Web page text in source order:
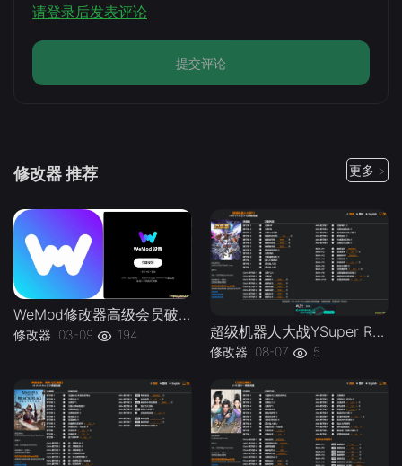
请登录后发表评论
提交评论
修改器 推荐 更多 >
WeMod修改器高级会员破解版.综合类修改器软件解锁版-
修改器 03-09 194 超级机器人大战YSuper Robot Wars Y v1.0-v1.2 Plus 37 Trainer-单机修改器下载-仅支持迅雷（部分修改器仅支持本站游戏本体
修改器 08-07 5